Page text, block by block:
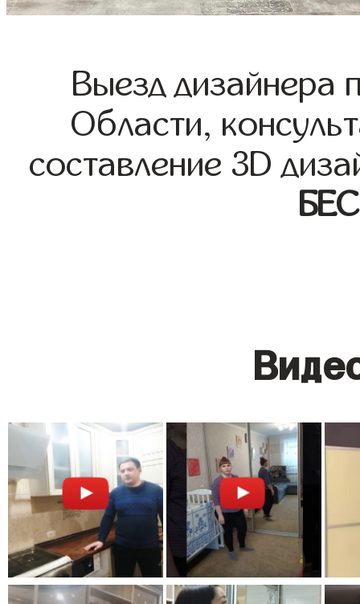
Выезд дизайнера
Области,
составление 3D